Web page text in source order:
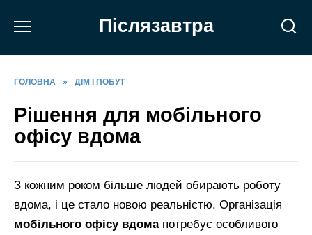
Післязавтра
ГОЛОВНА » ДІМ І ПОБУТ
Рішення для мобільного
офісу вдома
З кожним роком більше людей обирають роботу
вдома, і це стало новою реальністю. Організація
мобільного офісу вдомапотребує особливого